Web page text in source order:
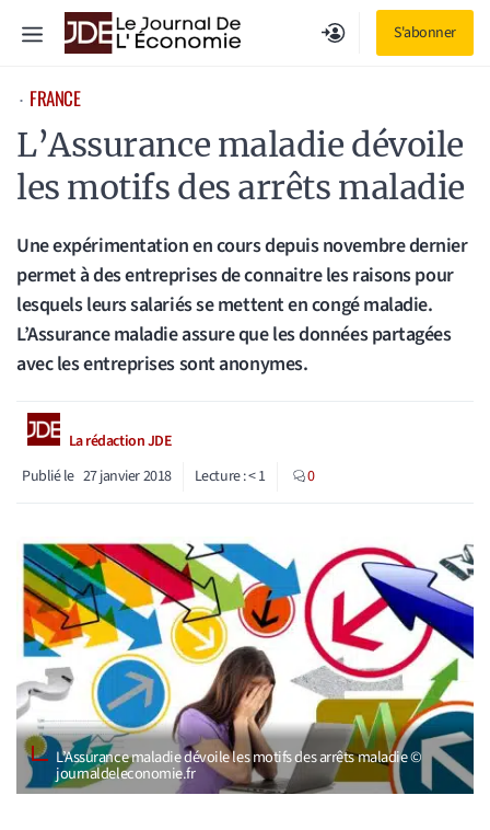
S'abonner
Menu
⋅ FRANCE
L’Assurance maladie dévoile
les motifs des arrêts maladie
Une expérimentation en cours depuis novembre dernier
permet à des entreprises de connaitre les raisons pour
lesquels leurs salariés se mettent en congé maladie.
L’Assurance maladie assure que les données partagées
avec les entreprises sont anonymes.
La rédaction JDE
Publié le 27 janvier 2018 Lecture :< 1 0
L’Assurance maladie dévoile les motifs des arrêts maladie ©
journaldeleconomie.fr